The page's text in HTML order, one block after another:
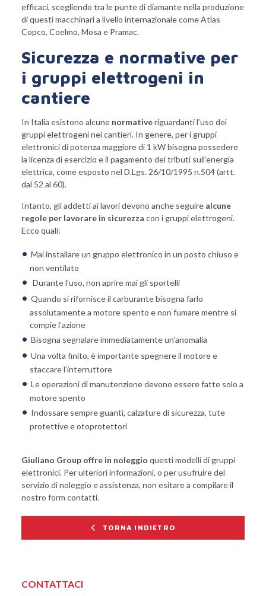
efficaci, scegliendo tra le punte di diamante nella produzione
di questi macchinari a livello internazionale come Atlas
Copco, Coelmo, Mosa e Pramac.
Sicurezza e normative per
i gruppi elettrogeni in
cantiere
In Italia esistono alcune normativeriguardanti l’uso dei
gruppi elettrogeni nei cantieri. In genere, per i gruppi
elettronici di potenza maggiore di 1 kW bisogna possedere
la licenza di esercizio e il pagamento dei tributi sull’energia
elettrica, come esposto nel D.Lgs. 26/10/1995 n.504 (artt.
dal 52 al 60).
Intanto, gli addetti ai lavori devono anche seguire alcune
regole per lavorare in sicurezza con i gruppi elettrogeni.
Ecco quali:
Mai installare un gruppo elettronico in un posto chiuso e
non ventilato
Durante l’uso, non aprire mai gli sportelli
Quando si rifornisce il carburante bisogna farlo
assolutamente a motore spento e non fumare mentre si
compie l’azione
Bisogna segnalare immediatamente un’anomalia
Una volta finito, è importante spegnere il motore e
staccare l’interruttore
Le operazioni di manutenzione devono essere fatte solo a
motore spento
Indossare sempre guanti, calzature di sicurezza, tute
protettive e otoprotettori
Giuliano Group offre in noleggio questi modelli di gruppi
elettronici. Per ulteriori informazioni, o per usufruire del
servizio di noleggio e assistenza, non esitare a compilare il
nostro form contatti.
TORNA INDIETRO
CONTATTACI